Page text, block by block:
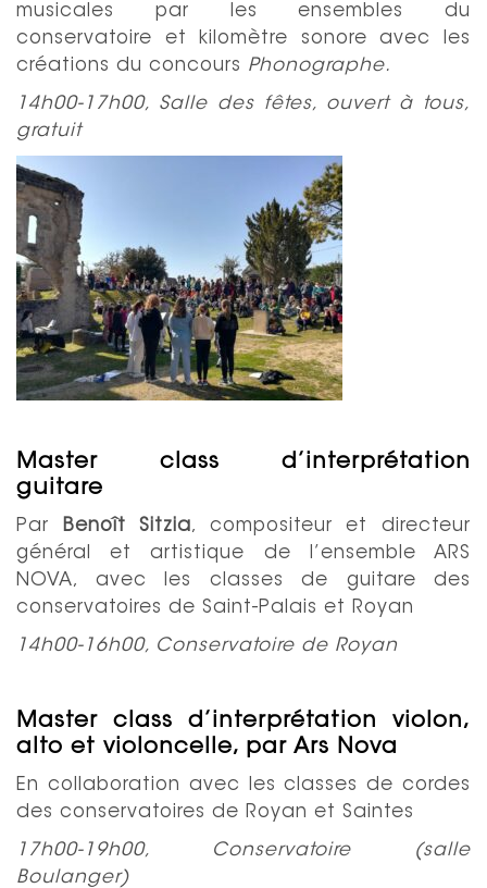
musicales par les ensembles du
conservatoire et kilomètre sonore avec les
créations du concours Phonographe.
14h00-17h00, Salle des fêtes, ouvert à tous,
gratuit
Master class d’interprétation
guitare
Par Benoît Sitzia, compositeur et directeur
général et artistique de l’ensemble ARS
NOVA, avec les classes de guitare des
conservatoires de Saint-Palais et Royan
14h00-16h00, Conservatoire de Royan
Master class d’interprétation violon,
alto et violoncelle, par Ars Nova
En collaboration avec les classes de cordes
des conservatoires de Royan et Saintes
17h00-19h00, Conservatoire (salle
Boulanger)